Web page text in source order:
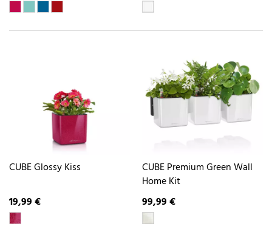
CUBE Glossy Kiss
19,99 €
CUBE Premium Green Wall
Home Kit
99,99 €